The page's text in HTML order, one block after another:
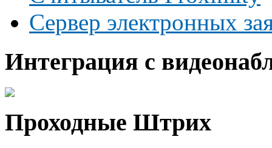
Сервер электронных
Интеграция с
Проходные Штрих